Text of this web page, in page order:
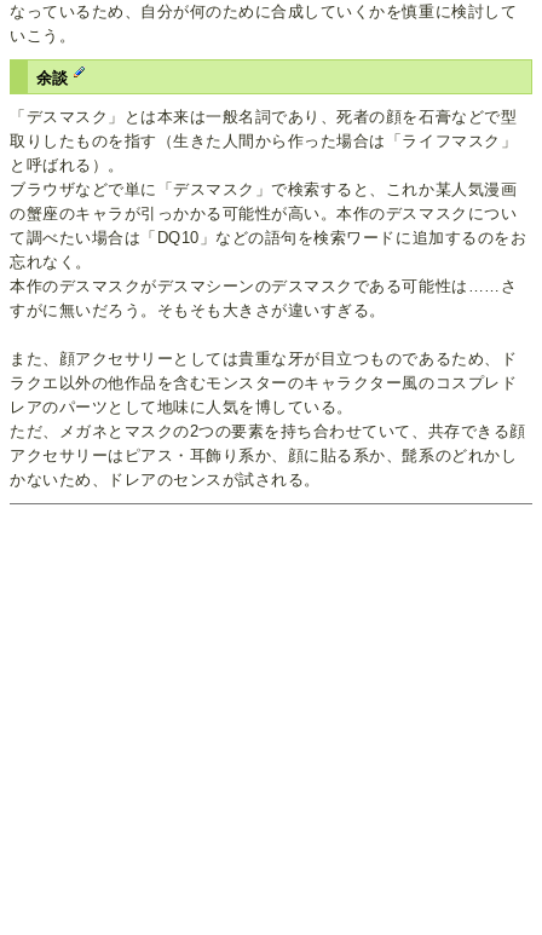
なっているため、自分が何のために合成していくかを慎重に検討して
いこう。
余談
「デスマスク」とは本来は一般名詞であり、死者の顔を石膏などで型
取りしたものを指す（生きた人間から作った場合は「ライフマスク」
と呼ばれる）。
ブラウザなどで単に「デスマスク」で検索すると、これか某人気漫画
の蟹座のキャラが引っかかる可能性が高い。本作のデスマスクについ
て調べたい場合は「DQ10」などの語句を検索ワードに追加するのをお
忘れなく。
本作のデスマスクがデスマシーンのデスマスクである可能性は……さ
すがに無いだろう。そもそも大きさが違いすぎる。
また、顔アクセサリーとしては貴重な牙が目立つものであるため、ド
ラクエ以外の他作品を含むモンスターのキャラクター風のコスプレド
レアのパーツとして地味に人気を博している。
ただ、メガネとマスクの2つの要素を持ち合わせていて、共存できる顔
アクセサリーはピアス・耳飾り系か、顔に貼る系か、髭系のどれかし
かないため、ドレアのセンスが試される。